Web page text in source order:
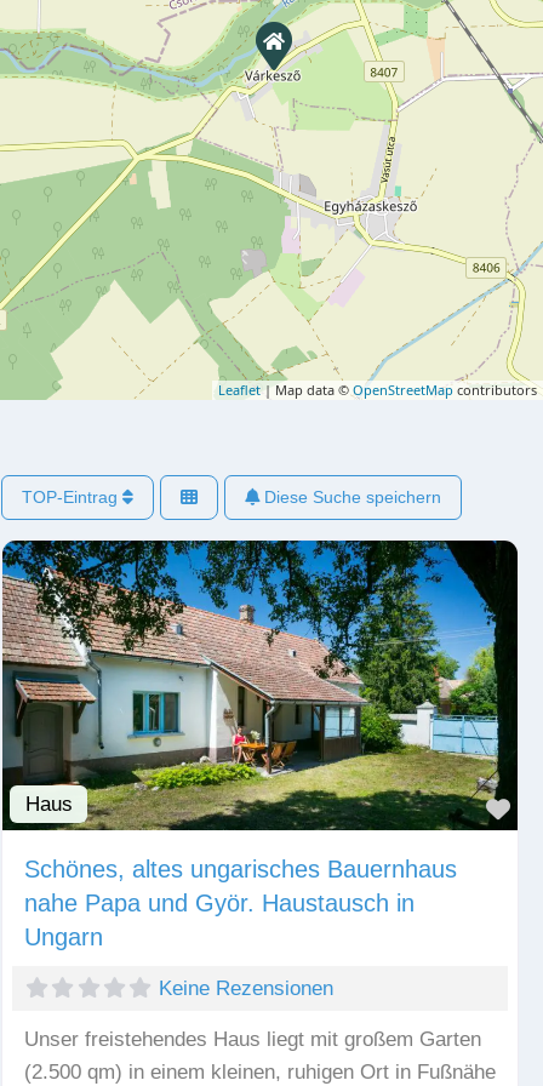
Leaflet| Map data © OpenStreetMap contributors
TOP-Eintrag Diese Suche speichern
Haus
Schönes, altes ungarisches Bauernhaus
nahe Papa und Györ. Haustausch in
Ungarn
Keine Rezensionen
Unser freistehendes Haus liegt mit großem Garten
(2.500 qm) in einem kleinen, ruhigen Ort in Fußnähe